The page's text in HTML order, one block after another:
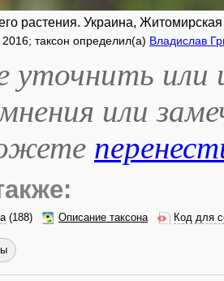
растения. Украина,
2016; таксон определил(а) Владислав
или
или
(188) Описание таксона Код для